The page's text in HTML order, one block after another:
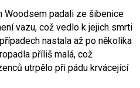
Woodsem padali ze šibenice
vazu, což vedlo k jejich smrti
nastala až po několika
příliš malá, což
utrpělo při pádu krvácející